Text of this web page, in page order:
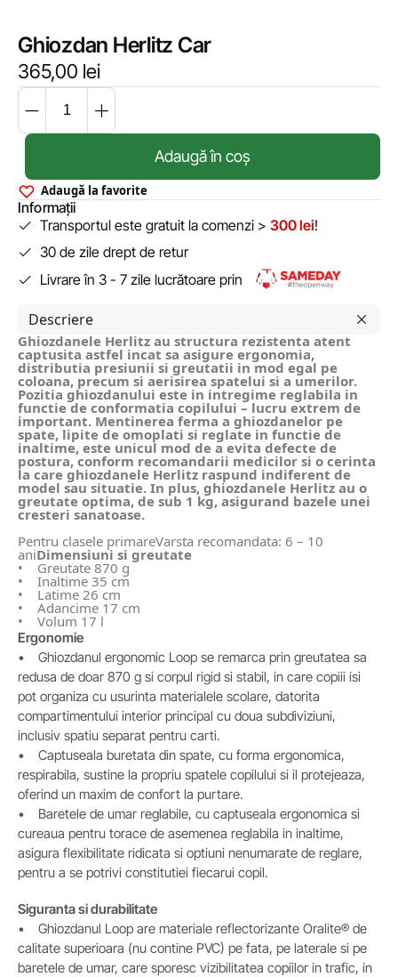
Ghiozdan Herlitz Car
365,00 lei
Adaugă în coș
Adaugă la favorite
Informații
Transportul este gratuit la comenzi > 300 lei!
30 de zile drept de retur
Livrare în 3 - 7 zile lucrătoare prin
Descriere
Ghiozdanele Herlitz au structura rezistenta atent
captusita astfel incat sa asigure ergonomia,
distributia presiunii si greutatii in mod egal pe
coloana, precum si aerisirea spatelui si a umerilor.
Pozitia ghiozdanului este in intregime reglabila in
functie de conformatia copilului – lucru extrem de
important. Mentinerea ferma a ghiozdanelor pe
spate, lipite de omoplati si reglate in functie de
inaltime, este unicul mod de a evita defecte de
postura, conform recomandarii medicilor si o cerinta
la care ghiozdanele Herlitz raspund indiferent de
model sau situatie. In plus, ghiozdanele Herlitz au o
greutate optima, de sub 1 kg, asigurand bazele unei
cresteri sanatoase.
Pentru clasele primareVarsta recomandata: 6 – 10
aniDimensiuni si greutate
• Greutate 870 g
• Inaltime 35 cm
• Latime 26 cm
• Adancime 17 cm
• Volum 17 l
Ergonomie
• Ghiozdanul ergonomic Loop se remarca prin greutatea sa
redusa de doar 870 g si corpul rigid si stabil, in care copiii isi
pot organiza cu usurinta materialele scolare, datorita
compartimentului interior principal cu doua subdiviziuni,
inclusiv spatiu separat pentru carti.
• Captuseala buretata din spate, cu forma ergonomica,
respirabila, sustine la propriu spatele copilului si il protejeaza,
oferind un maxim de confort la purtare.
• Baretele de umar reglabile, cu captuseala ergonomica si
cureaua pentru torace de asemenea reglabila in inaltime,
asigura flexibilitate ridicata si optiuni nenumarate de reglare,
pentru a se potrivi constitutiei fiecarui copil.
Siguranta si durabilitate
• Ghiozdanul Loop are materiale reflectorizante Oralite® de
calitate superioara (nu contine PVC) pe fata, pe laterale si pe
baretele de umar, care sporesc vizibilitatea copiilor in trafic, in